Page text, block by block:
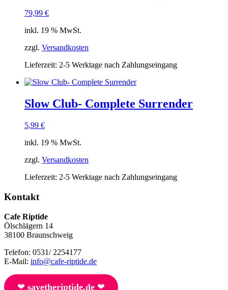
79,99 €
inkl. 19 % MwSt.
zzgl. Versandkosten
Lieferzeit: 2-5 Werktage nach Zahlungseingang
Slow Club- Complete Surrender
5,99 €
inkl. 19 % MwSt.
zzgl. Versandkosten
Lieferzeit: 2-5 Werktage nach Zahlungseingang
Kontakt
Cafe Riptide
Ölschlägern 14
38100 Braunschweig
Telefon: 0531/ 2254177
E-Mail: info@cafe-riptide.de
❤︎ savetheriptide.de❤︎